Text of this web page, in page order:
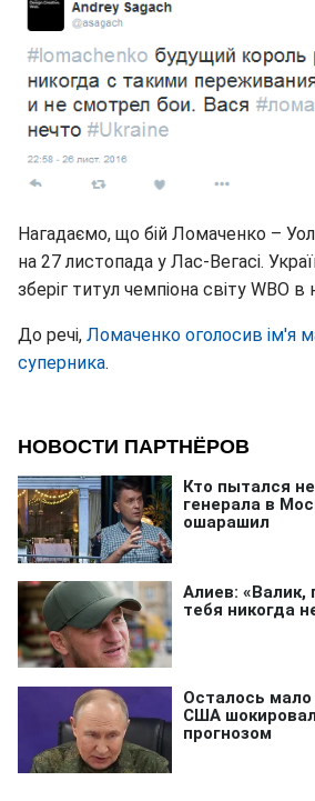
Нагадаємо, що бій Ломаченко –
на 27 листопада у Лас-Вегасі.
зберіг титул чемпіона світу WBO в
До речі, Ломаченко оголосив ім'я
суперника.